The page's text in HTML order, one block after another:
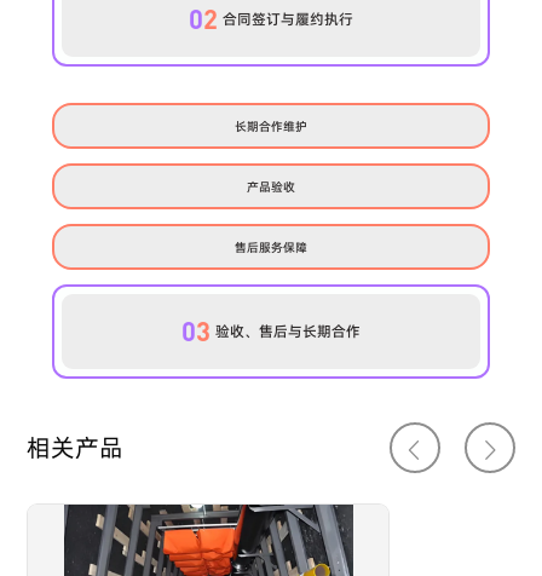
02 合同签订与履约执行
长期合作维护
产品验收
售后服务保障
03 验收、售后与长期合作
相关产品